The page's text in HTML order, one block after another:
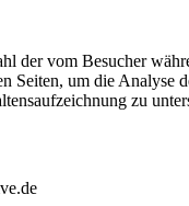
der vom Besucher
Seiten, um die Analyse
zu